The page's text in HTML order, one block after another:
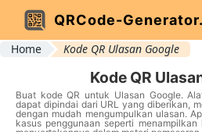
QRCode-
Home Kode QR Ulasan Google
Kode QR
Buat kode QR untuk Ulasan Google.
dapat dipindai dari URL yang diberikan,
dengan mudah mengumpulkan ulasan.
kasus penggunaan seperti